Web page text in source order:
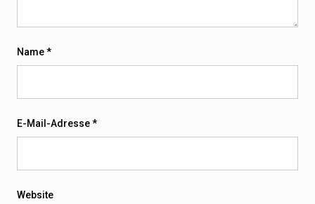
Name*
E-Mail-Adresse*
Website